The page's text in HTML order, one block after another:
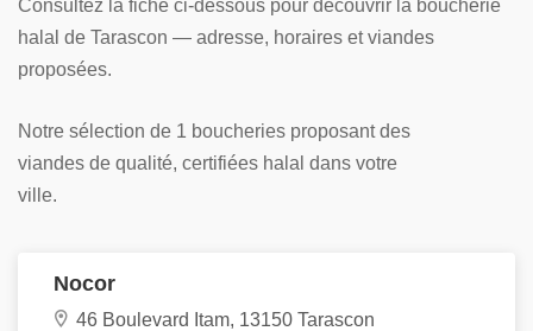
Consultez la fiche ci-dessous pour découvrir la boucherie
halal de Tarascon — adresse, horaires et viandes
proposées.
Notre sélection de 1 boucheries proposant des
viandes de qualité, certifiées halal dans votre
ville.
Nocor
46 Boulevard Itam, 13150 Tarascon